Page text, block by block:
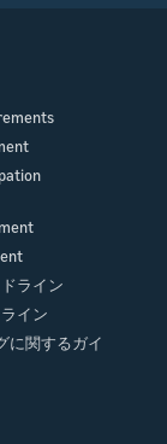
ライン
イン
に関するガイ